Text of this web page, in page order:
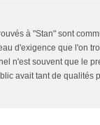
à "Stan" sont
d'exigence que l'on
n'est souvent que le
avait tant de qualités